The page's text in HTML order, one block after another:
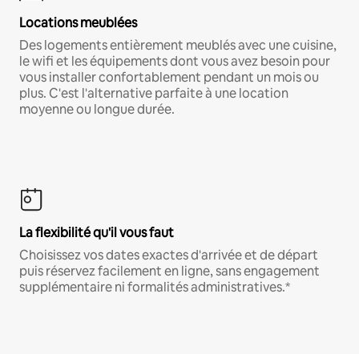
Locations meublées
Des logements entièrement meublés avec une cuisine,
le wifi et les équipements dont vous avez besoin pour
vous installer confortablement pendant un mois ou
plus. C'est l'alternative parfaite à une location
moyenne ou longue durée.
La flexibilité qu'il vous faut
Choisissez vos dates exactes d'arrivée et de départ
puis réservez facilement en ligne, sans engagement
supplémentaire ni formalités administratives.*